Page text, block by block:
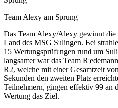
Team Alexy am Sprung
Das Team Alexy/Alexy gewinnt die
Land des MSG Sulingen. Bei
15 Wertungsprüfungen rund um
langsamer war das Team
R2, welche mit einer Gesamtzeit
Sekunden den zweiten Platz
Teilnehmern, gingen effektiv 99 an
Wertung das Ziel.